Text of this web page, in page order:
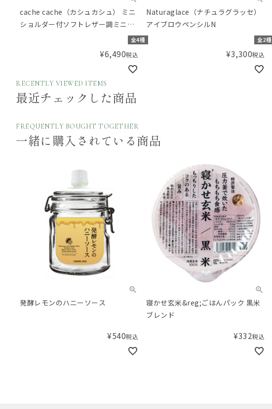
cache cache（カシュカシュ） ミニ
ショルダー付ソフトレザー調ミニバ
全4種
¥6,490税込
Naturaglace（ナチュラグラッセ）
アイブロウペンシルN
全2種
¥3,300税込
RECENTLY VIEWED ITEMS
最近チェックした商品
FREQUENTLY BOUGHT TOGETHER
一緒に購入されている商品
発酵レモンのハニーソース
¥540税込
寝かせ玄米&reg;ごはんパック 黒米
ブレンド
¥332税込